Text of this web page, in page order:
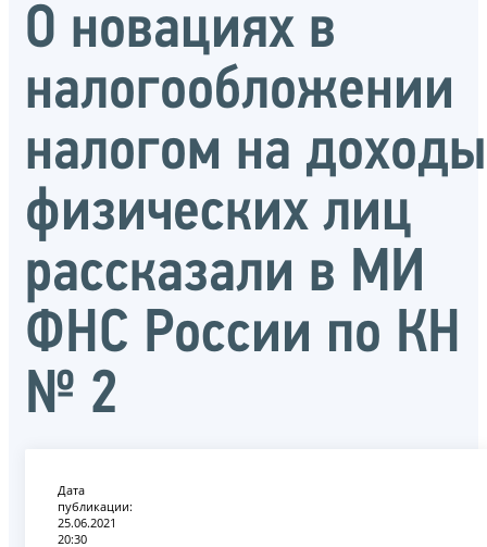
О новациях в
налогообложении
налогом на доходы
физических лиц
рассказали в МИ
ФНС России по КН
№ 2
Дата
публикации:
25.06.2021
20:30